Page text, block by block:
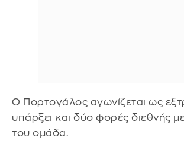
Ο Πορτογάλος αγωνίζεται ως
υπάρξει και δύο φορές διεθνής
του ομάδα.